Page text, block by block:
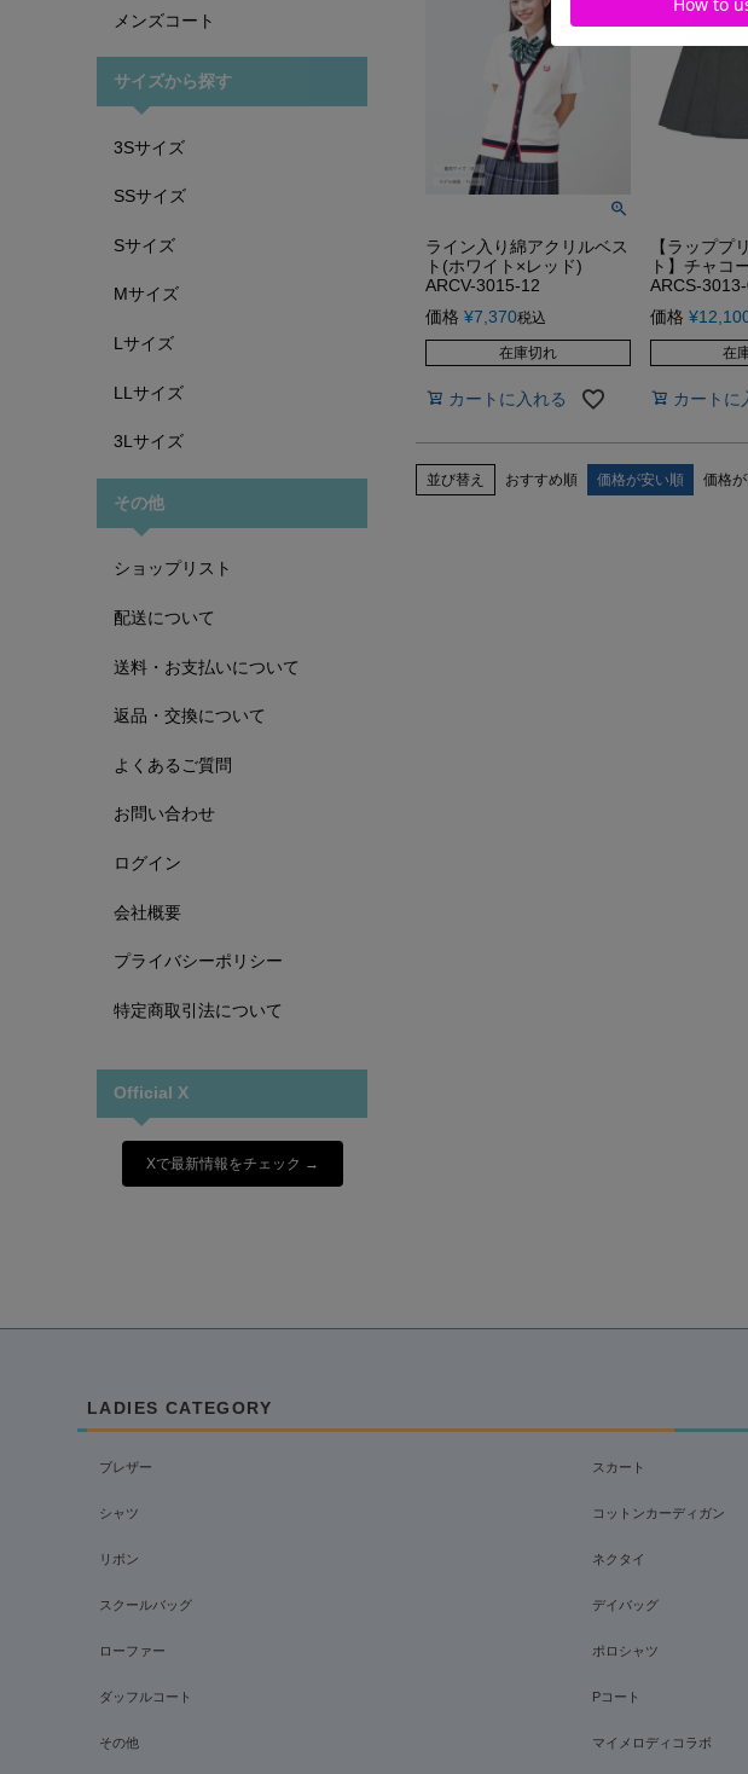
メンズコート
サイズから探す
3Sサイズ
SSサイズ
Sサイズ
Mサイズ
Lサイズ
LLサイズ
3Lサイズ
その他
ショップリスト
配送について
送料・お支払いについて
返品・交換について
よくあるご質問
お問い合わせ
ログイン
会社概要
プライバシーポリシー
特定商取引法について
Official X
Xで最新情報をチェック →
ライン入り綿アクリルベス
ト(ホワイト×レッド)
ARCV-3015-12
価格 ¥7,370税込
在庫切れ
カートに入れる
【ラッププ
ト】チャコ
ARCS-
価格 ¥
在
カートに
並び替え おすすめ順 価格が安い順 価格
LADIES CATEGORY
ブレザー スカート
シャツ コットンカーディガン
リボン ネクタイ
スクールバッグ デイバッグ
ローファー ポロシャツ
ダッフルコート Pコート
その他 マイメロディコラボ